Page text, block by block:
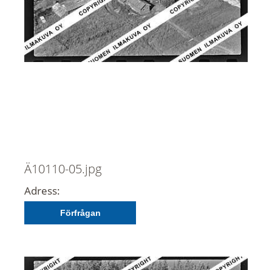
Ä10110-05.jpg
Adress:
Förfrågan